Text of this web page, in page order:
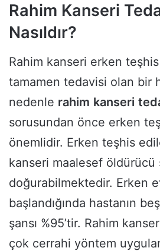
Rahim Kanseri
Nasıldır?
Rahim kanseri erken
tamamen tedavisi olan bir
nedenle rahim kanseri
sorusundan önce erken
önemlidir. Erken teşhis
kanseri maalesef öldürücü
doğurabilmektedir. Erken
başlandığında hastanın
şansı %95’tir. Rahim
çok cerrahi yöntem